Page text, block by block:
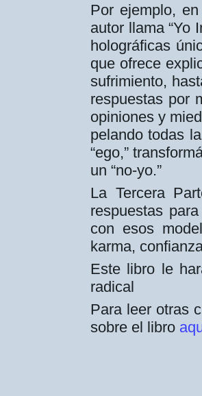
Por ejemplo,
autor llama “Yo
holográficas
que ofrece
sufrimiento,
respuestas por
opiniones y
pelando todas
“ego,”
un “no-yo.”
La Tercera
respuestas
con esos
karma,
Este libro le
radical
Para leer otras
sobre el libro